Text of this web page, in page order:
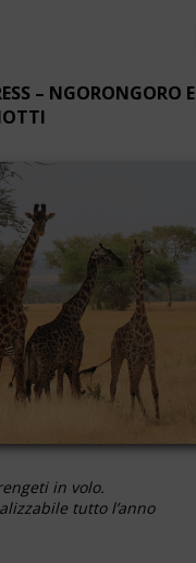
– NGORONGORO E
in volo.
tutto l’anno